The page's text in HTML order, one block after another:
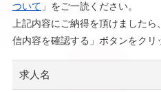
ついて 」をご一読ください。
上記内容にご納得を頂けました
信内容を確認する」ボタンをクリ
求人名